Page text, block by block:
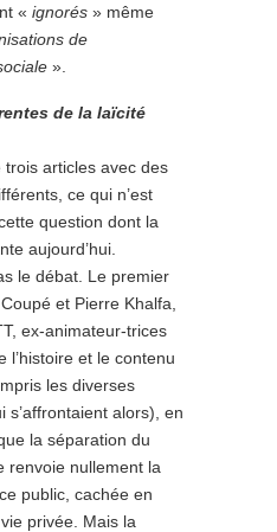
« ignorés » même
de
».
de la laïcité
trois articles avec des
ce qui n’est
question dont la
aujourd’hui.
le débat. Le premier
et Pierre Khalfa,
ex-animateur-trices
l’histoire et le contenu
les diverses
s’affrontaient alors), en
la séparation du
renvoie nullement la
public, cachée en
privée. Mais la